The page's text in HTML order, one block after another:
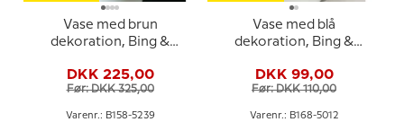
Vase med brun
dekoration, Bing &
DKK 225,00
Før: DKK 325,00
Varenr.: B158-5239
Vase med blå
dekoration, Bing &
DKK 99,00
Før: DKK 110,00
Varenr.: B168-5012